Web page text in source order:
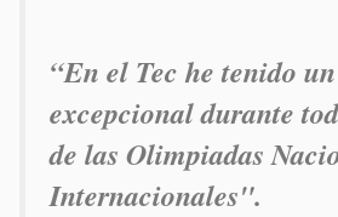
“En el Tec he tenido
excepcional durante
de las Olimpiadas
Internacionales".